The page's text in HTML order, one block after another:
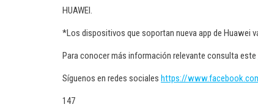
HUAWEI.
*Los dispositivos que soportan nueva app de Huawei
Para conocer más información relevante consulta este
Síguenos en redes sociales https://
147